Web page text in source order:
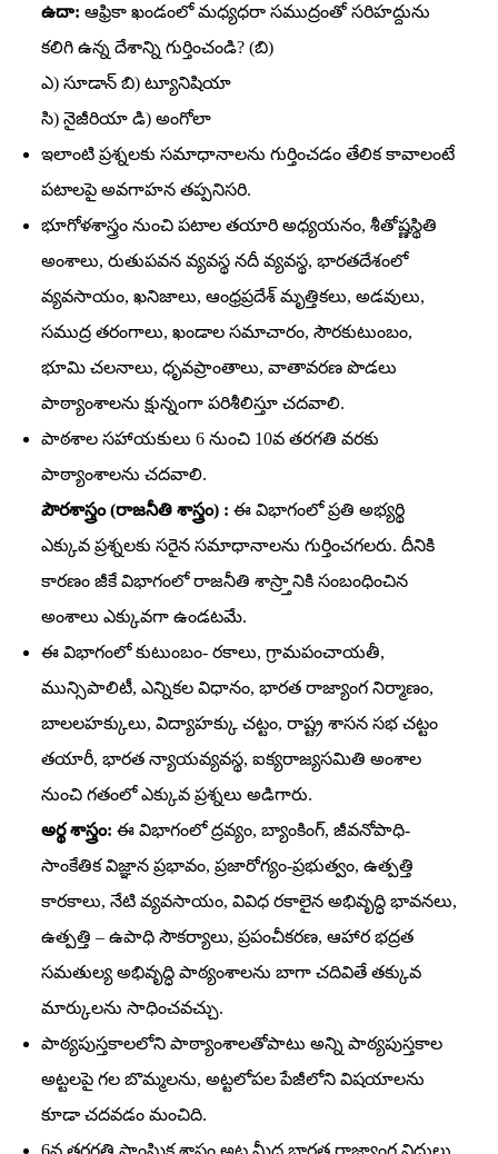
ఉదా: ఆఫ్రికా ఖండంలో మధ్యధరా సముద్రంతో సరిహద్దును
కలిగి ఉన్న దేశాన్ని గుర్తించండి? (బి)
ఎ) సూడాన్‌ బి) ట్యూనిషియా
సి) నైజీరియా డి) అంగోలా
ఇలాంటి ప్రశ్నలకు సమాధానాలను గుర్తించడం తేలిక కావాలంటే
పటాలపై అవగాహన తప్పనిసరి.
భూగోళశాస్త్రం నుంచి పటాల తయారి అధ్యయనం, శీతోష్ణస్థితి
అంశాలు, రుతుపవన వ్యవస్థ నదీ వ్యవస్థ, భారతదేశంలో
వ్యవసాయం, ఖనిజాలు, ఆంధ్రప్రదేశ్‌ మృత్తికలు, అడవులు,
సముద్ర తరంగాలు, ఖండాల సమాచారం, సౌరకుటుంబం,
భూమి చలనాలు, ధృవప్రాంతాలు, వాతావరణ పొడలు
పాఠ్యాంశాలను క్షున్నంగా పరిశీలిస్తూ చదవాలి.
పాఠశాల సహాయకులు 6 నుంచి 10వ తరగతి వరకు
పాఠ్యాంశాలను చదవాలి.
పౌరశాస్త్రం (రాజనీతి శాస్త్రం) : ఈ విభాగంలో ప్రతి అభ్యర్థి
ఎక్కువ ప్రశ్నలకు సరైన సమాధానాలను గుర్తించగలరు. దీనికి
కారణం జీకే విభాగంలో రాజనీతి శాస్ర్తానికి సంబంధించిన
అంశాలు ఎక్కువగా ఉండటమే.
ఈ విభాగంలో కుటుంబం- రకాలు, గ్రామపంచాయతీ,
మున్సిపాలిటీ, ఎన్నికల విధానం, భారత రాజ్యాంగ నిర్మాణం,
బాలలహక్కులు, విద్యాహక్కు చట్టం, రాష్ట్ర శాసన సభ చట్టం
తయారీ, భారత న్యాయవ్యవస్థ, ఐక్యరాజ్యసమితి అంశాల
నుంచి గతంలో ఎక్కువ ప్రశ్నలు అడిగారు.
అర్థ శాస్త్రం: ఈ విభాగంలో ద్రవ్యం, బ్యాంకింగ్‌, జీవనోపాధి-
సాంకేతిక విజ్ఞాన ప్రభావం, ప్రజారోగ్యం-ప్రభుత్వం, ఉత్పత్తి
కారకాలు, నేటి వ్యవసాయం, వివిధ రకాలైన అభివృద్ధి భావనలు,
ఉత్పత్తి – ఉపాధి సౌకర్యాలు, ప్రపంచీకరణ, ఆహార భద్రత
సమతుల్య అభివృద్ధి పాఠ్యంశాలను బాగా చదివితే తక్కువ
మార్కులను సాధించవచ్చు.
పాఠ్యపుస్తకాలలోని పాఠ్యాంశాలతోపాటు అన్ని పాఠ్యపుస్తకాల
అట్టలపై గల బొమ్మలను, అట్టలోపల పేజీలోని విషయాలను
కూడా చదవడం మంచిది.
6వ తరగతి సాంఘిక శాస్త్రం అట్ట మీద భారత రాజ్యాంగ విధులు,